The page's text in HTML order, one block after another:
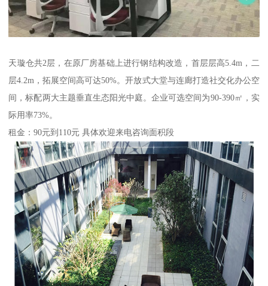
天璇仓共2层，在原厂房基础上进行钢结构改造，首层层高5.4m，二
层4.2m，拓展空间高可达50%。开放式大堂与连廊打造社交化办公空
间，标配两大主题垂直生态阳光中庭。企业可选空间为90-390㎡，实
际用率73%。
租金：90元到110元 具体欢迎来电咨询面积段